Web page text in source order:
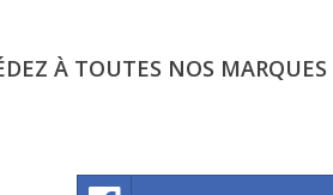
À TOUTES NOS